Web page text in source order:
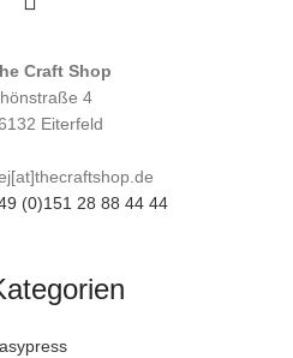
Craft Shop
4
Eiterfeld
(0)151 28 88 44 44